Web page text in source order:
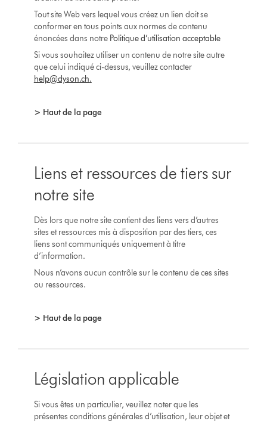
Tout site Web vers lequel vous créez un lien doit se
conformer en tous points aux normes de contenu
énoncées dans notre Politique d’utilisation acceptable
Si vous souhaitez utiliser un contenu de notre site autre
que celui indiqué ci-dessus, veuillez contacter
help@dyson.ch.
> Haut de la page
Liens et ressources de tiers sur
notre site
Dès lors que notre site contient des liens vers d’autres
sites et ressources mis à disposition par des tiers, ces
liens sont communiqués uniquement à titre
d’information.
Nous n’avons aucun contrôle sur le contenu de ces sites
ou ressources.
> Haut de la page
Législation applicable
Si vous êtes un particulier, veuillez noter que les
présentes conditions générales d’utilisation, leur objet et